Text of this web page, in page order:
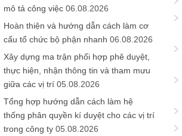
mô tả công việc 06.08.2026
Hoàn thiện và hướng dẫn cách làm cơ
cấu tổ chức bộ phận nhanh 06.08.2026
Xây dựng ma trận phối hợp phê duyệt,
thực hiện, nhận thông tin và tham mưu
giữa các vị trí 05.08.2026
Tổng hợp hướng dẫn cách làm hệ
thống phân quyền kí duyệt cho các vị trí
trong công ty 05.08.2026